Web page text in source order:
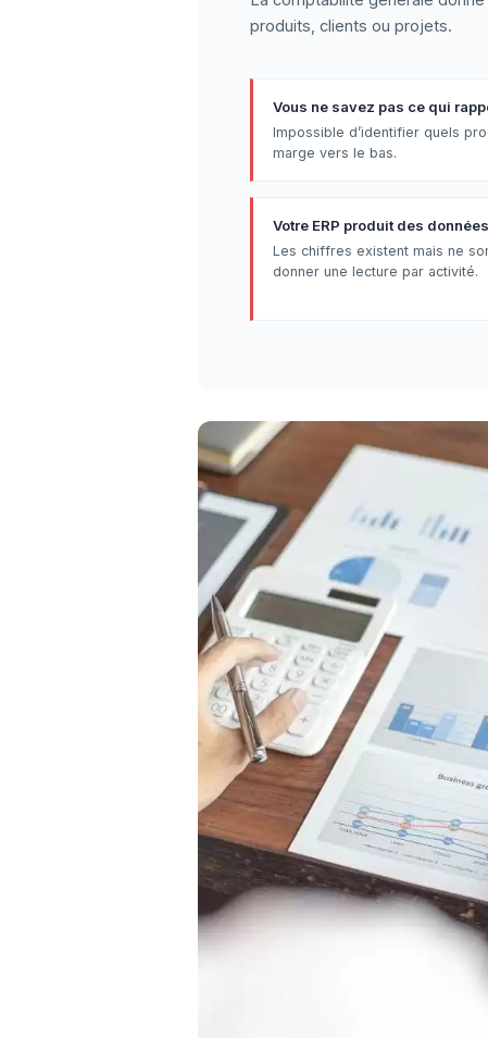
produits, clients ou projets.
Vous ne savez pas ce qui
Impossible d’identifier quels
marge vers le bas.
Votre ERP produit des
Les chiffres existent mais ne
donner une lecture par activité.